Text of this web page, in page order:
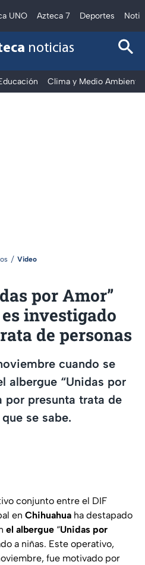
UNO Azteca 7 Deportes
noticias
Clima y Medio Ambiente
Video
por Amor”
investigado
de personas
cuando se
albergue “Unidas por
por presunta trata de
se sabe.
conjunto entre el DIF
en Chihuahua ha destapado
el albergue “Unidas por
a niñas. Este operativo,
fue motivado por